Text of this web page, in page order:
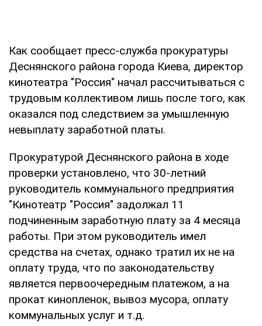
Как сообщает пресс-служба прокуратуры
Деснянского района города Киева, директор
кинотеатра "Россия" начал рассчитываться с
трудовым коллективом лишь после того, как
оказался под следствием за умышленную
невыплату заработной платы.
Прокуратурой Деснянского района в ходе
проверки установлено, что 30-летний
руководитель коммунального предприятия
"Кинотеатр "Россия" задолжал 11
подчиненным заработную плату за 4 месяца
работы. При этом руководитель имел
средства на счетах, однако тратил их не на
оплату труда, что по законодательству
является первоочередным платежом, а на
прокат кинопленок, вывоз мусора, оплату
коммунальных услуг и т.д.